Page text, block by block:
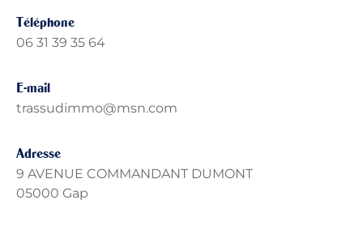
Téléphone
06 31 39 35 64
E-mail
trassudimmo@msn.com
Adresse
9 AVENUE COMMANDANT DUMONT
05000 Gap